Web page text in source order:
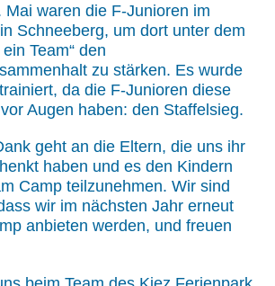
Mai waren die F-Junioren im
Schneeberg, um dort unter dem
Team“ den
zu stärken. Es wurde
da die F-Junioren diese
Augen haben: den Staffelsieg.
geht an die Eltern, die uns ihr
haben und es den Kindern
Camp teilzunehmen. Wir sind
wir im nächsten Jahr erneut
anbieten werden, und freuen